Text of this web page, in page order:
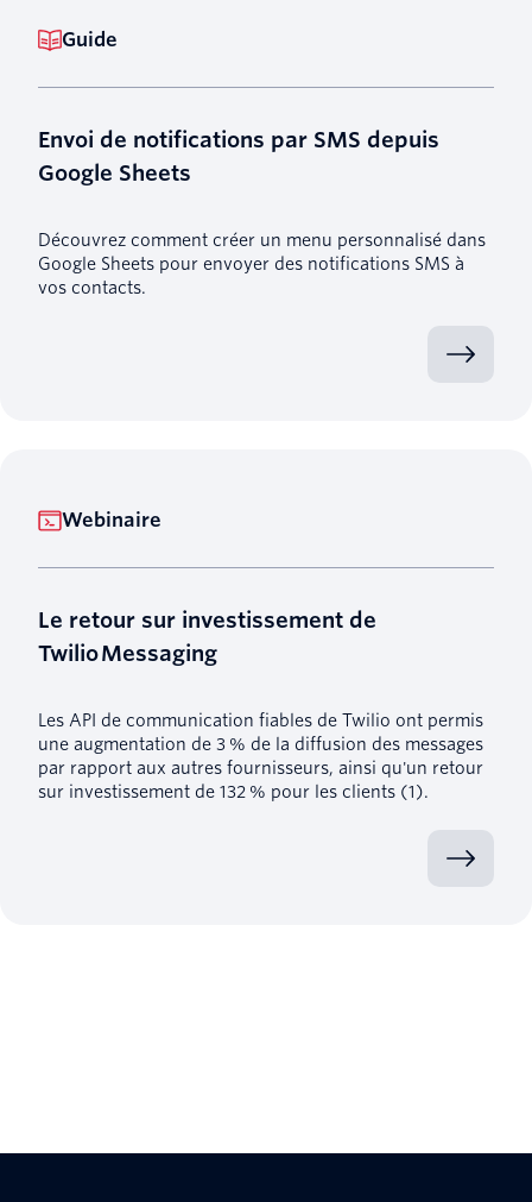
Guide
Envoi de notifications par SMS depuis
Google Sheets
Découvrez comment créer un menu personnalisé dans
Google Sheets pour envoyer des notifications SMS à
vos contacts.
Webinaire
Le retour sur investissement de
Twilio Messaging
Les API de communication fiables de Twilio ont permis
une augmentation de 3 % de la diffusion des messages
par rapport aux autres fournisseurs, ainsi qu'un retour
sur investissement de 132 % pour les clients (1).